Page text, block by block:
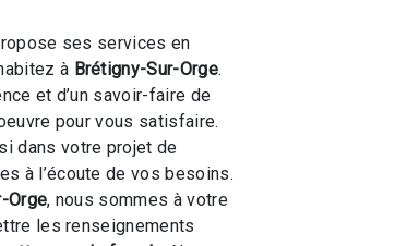
ses services en
à Brétigny-Sur-Orge.
et d’un savoir-faire de
pour vous satisfaire.
dans votre projet de
à l’écoute de vos besoins.
Orge, nous sommes à votre
les renseignements